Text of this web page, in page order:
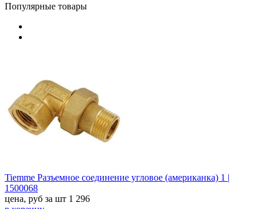
Популярные товары
Tiemme Разъемное соединение угловое (американка) 1 |
1500068
цена, руб за шт 1 296